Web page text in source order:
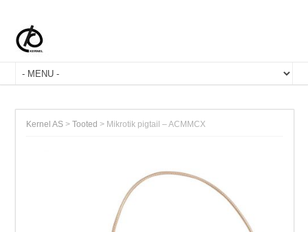
Kernel AS >Tooted > Mikrotik pigtail – ACMMCX